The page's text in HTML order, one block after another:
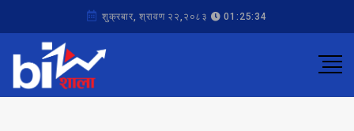
शुक्रबार, श्रावण २२,२०८३ 01:25:34